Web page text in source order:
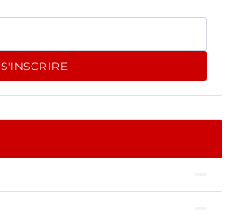
S'INSCRIRE